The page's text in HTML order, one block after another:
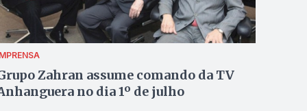
Zahran assume comando da TV
no dia 1º de julho